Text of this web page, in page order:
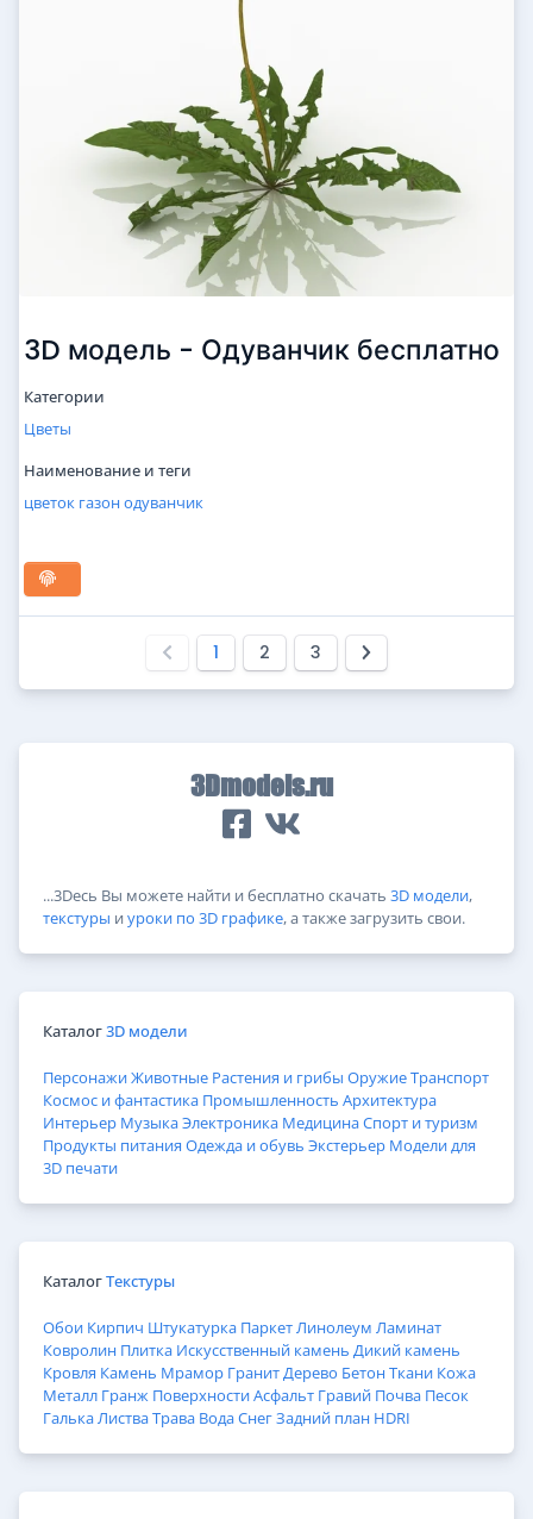
3D модель - Одуванчик бесплатно
Категории
Цветы
Наименование и теги
цветок газонодуванчик
1 2 3
3Dmodels.ru
...3Dесь Вы можете найти и бесплатно скачать 3D модели,
текстуры и уроки по 3D графике, а также загрузить свои.
Каталог3D модели
ПерсонажиЖивотные Растения и грибы ОружиеТранспорт
Космос и фантастика Промышленность Архитектура
Интерьер МузыкаЭлектроника МедицинаСпорт и туризм
Продукты питания Одежда и обувь Экстерьер Модели для
3D печати
КаталогТекстуры
Обои Кирпич Штукатурка ПаркетЛинолеум Ламинат
Ковролин Плитка Искусственный камень Дикий камень
Кровля Камень Мрамор ГранитДерево БетонТкани Кожа
Металл Гранж ПоверхностиАсфальт Гравий Почва Песок
ГалькаЛистваТрава ВодаСнегЗадний план HDRI